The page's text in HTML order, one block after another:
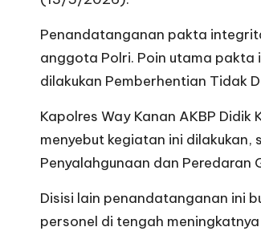
Penandatanganan pakta
anggota Polri. Poin utama pakta
dilakukan Pemberhentian Tidak
Kapolres Way Kanan AKBP Didik
menyebut kegiatan ini
Penyalahgunaan dan Peredaran
Disisi lain penandatanganan ini
personel di tengah